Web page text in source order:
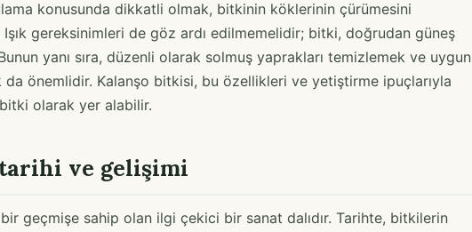
konusunda dikkatli olmak, bitkinin köklerinin çürümesini
gereksinimleri de göz ardı edilmemelidir; bitki, doğrudan güneş
Bunun yanı sıra, düzenli olarak solmuş yaprakları temizlemek ve uygun
da önemlidir. Kalanşo bitkisi, bu özellikleri ve yetiştirme ipuçlarıyla
olarak yer alabilir.
ve gelişimi
bir geçmişe sahip olan ilgi çekici bir sanat dalıdır. Tarihte, bitkilerin